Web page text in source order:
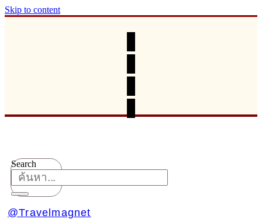
Skip to content
Search
@Travelmagnet